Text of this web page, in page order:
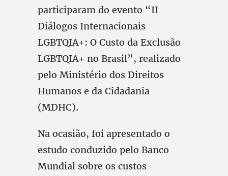
participaram do evento “II
Diálogos Internacionais
LGBTQIA+: O Custo da Exclusão
LGBTQIA+ no Brasil”, realizado
pelo Ministério dos Direitos
Humanos e da Cidadania
(MDHC).
Na ocasião, foi apresentado o
estudo conduzido pelo Banco
Mundial sobre os custos